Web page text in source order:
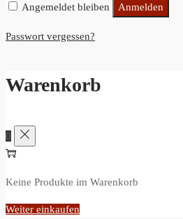
Angemeldet bleiben Anmelden
Passwort vergessen?
Warenkorb
0
Keine Produkte im Warenkorb
Weiter einkaufen